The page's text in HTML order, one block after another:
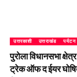
उत्तरकाशी उत्तराखंड पर्यटन
पुरोला विधानसभा
ट्रेक ऑफ द ईयर